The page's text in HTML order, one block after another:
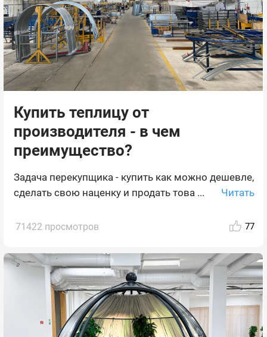
Купить теплицу от
производителя - в чем
преимущество?
Задача перекупщика - купить как можно дешевле,
сделать свою наценку и продать това ...
Читать
71422 просмотров 77